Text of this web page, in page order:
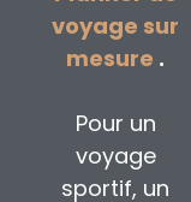
voyage sur
mesure .
Pour un
voyage
sportif, un